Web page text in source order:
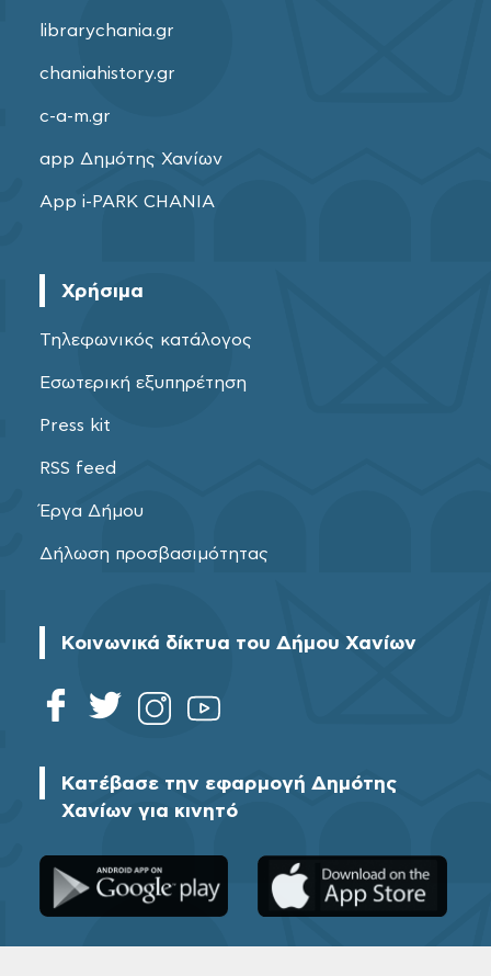
librarychania.gr
chaniahistory.gr
c-a-m.gr
app Δημότης Χανίων
App i-PARK CHANIA
Χρήσιμα
Τηλεφωνικός κατάλογος
Εσωτερική εξυπηρέτηση
Press kit
RSS feed
Έργα Δήμου
Δήλωση προσβασιμότητας
Κοινωνικά δίκτυα του Δήμου Χανίων
Κατέβασε την εφαρμογή Δημότης
Χανίων για κινητό